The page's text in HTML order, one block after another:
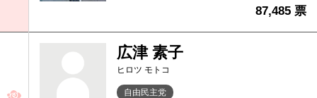
87,485 票
広津 素子
ヒロツ モトコ
自由民主党